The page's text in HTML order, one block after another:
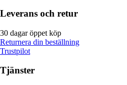
Leverans och retur
30 dagar öppet köp
Returnera din beställning
Trustpilot
Tjänster